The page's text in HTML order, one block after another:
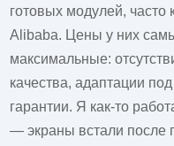
готовых модулей, часто
Alibaba. Цены у них
максимальные:
качества, адаптации
гарантии. Я как-то
— экраны встали после